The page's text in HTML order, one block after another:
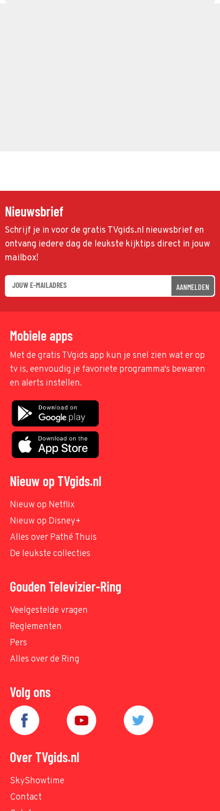
Nieuwsbrief
Schrijf je in voor de gratis TVgids.nl nieuwsbrief en
ontvang iedere dag de leukste kijktips direct in jouw
mailbox!
AANMELDEN
Mobiele apps
Met de gratis TVgids app kun je snel zien wat er op
tv is, eenvoudig je favoriete programma's bewaren
en alerts instellen.
Nieuw op TVgids.nl
Nieuw op Netflix
Nieuw op Disney+
Alles over Pathé Thuis
De leukste collecties
Gouden Televizier-Ring
Veelgestelde vragen
Reglementen
Pers
Alles over de Ring
Volg ons
Over TVgids.nl
SkyShowtime
Contact